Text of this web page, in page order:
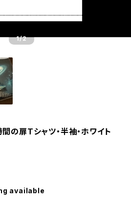
1/2
扉Tシャツ・半袖・ホワイト
available